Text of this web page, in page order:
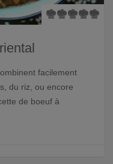
facilement
du riz, ou encore
de boeuf à